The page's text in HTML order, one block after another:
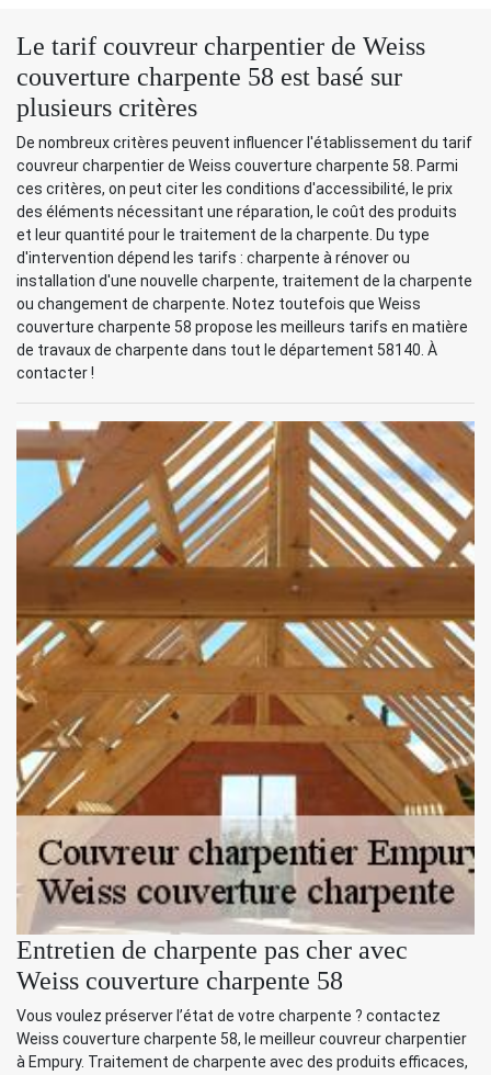
Le tarif couvreur charpentier de Weiss
couverture charpente 58 est basé sur
plusieurs critères
De nombreux critères peuvent influencer l'établissement du tarif
couvreur charpentier de Weiss couverture charpente 58. Parmi
ces critères, on peut citer les conditions d'accessibilité, le prix
des éléments nécessitant une réparation, le coût des produits
et leur quantité pour le traitement de la charpente. Du type
d'intervention dépend les tarifs : charpente à rénover ou
installation d'une nouvelle charpente, traitement de la charpente
ou changement de charpente. Notez toutefois que Weiss
couverture charpente 58 propose les meilleurs tarifs en matière
de travaux de charpente dans tout le département 58140. À
contacter !
Entretien de charpente pas cher avec
Weiss couverture charpente 58
Vous voulez préserver l’état de votre charpente ? contactez
Weiss couverture charpente 58, le meilleur couvreur charpentier
à Empury. Traitement de charpente avec des produits efficaces,